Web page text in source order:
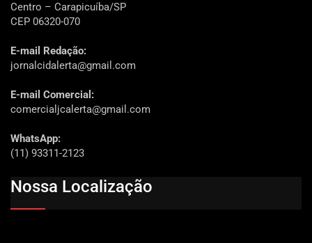
Centro – Carapicuíba/SP
CEP 06320-070
E-mail Redação:
jornalcidalerta@gmail.com
E-mail Comercial:
comercialjcalerta@gmail.com
WhatsApp:
(11) 93311-2123
Nossa Localização